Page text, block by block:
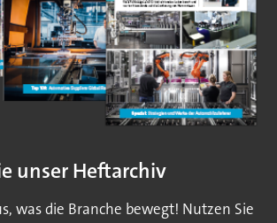
unser Heftarchiv
was die Branche bewegt! Nutzen Sie